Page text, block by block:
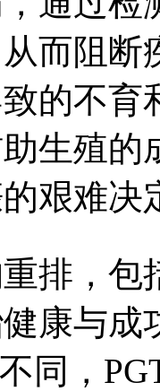
而阻
的不育
生殖的
艰难决
，包
康与成
同，